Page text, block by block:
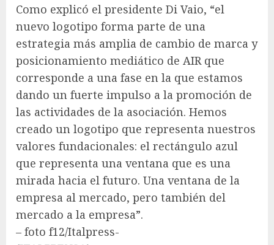
Como explicó el presidente Di Vaio, “el
nuevo logotipo forma parte de una
estrategia más amplia de cambio de marca y
posicionamiento mediático de AIR que
corresponde a una fase en la que estamos
dando un fuerte impulso a la promoción de
las actividades de la asociación. Hemos
creado un logotipo que representa nuestros
valores fundacionales: el rectángulo azul
que representa una ventana que es una
mirada hacia el futuro. Una ventana de la
empresa al mercado, pero también del
mercado a la empresa”.
– foto f12/Italpress-